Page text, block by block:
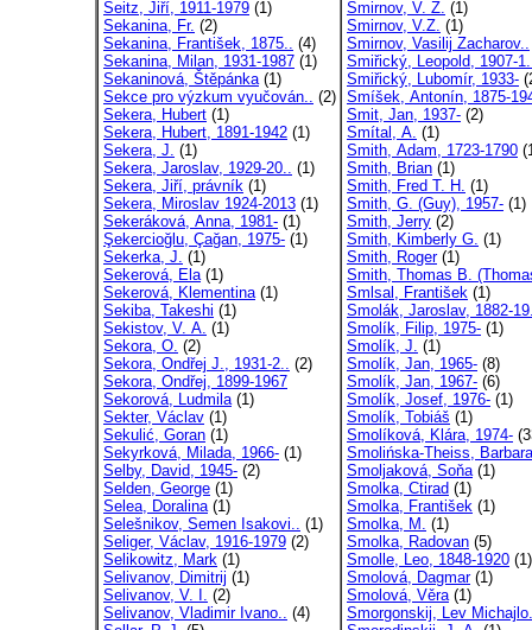
Seitz, Jiří, 1911-1979 (1)
Sekanina, Fr. (2)
Sekanina, František, 1875.. (4)
Sekanina, Milan, 1931-1987 (1)
Sekaninová, Štěpánka(1)
Sekce pro výzkum vyučován.. (2)
Sekera, Hubert (1)
Sekera, Hubert, 1891-1942 (1)
Sekera, J. (1)
Sekera, Jaroslav, 1929-20.. (1)
Sekera, Jiří, právník (1)
Sekera, Miroslav 1924-2013 (1)
Sekeráková, Anna, 1981- (1)
Şekercioğlu, Çağan, 1975- (1)
Sekerka, J. (1)
Sekerová, Ela(1)
Sekerová, Klementina(1)
Sekiba, Takeshi (1)
Sekistov, V. A. (1)
Sekora, O. (2)
Sekora, Ondřej J., 1931-2.. (2)
Sekora, Ondřej, 1899-1967
Sekorová, Ludmila(1)
Sekter, Václav (1)
Sekulić, Goran (1)
Sekyrková, Milada, 1966- (1)
Selby, David, 1945- (2)
Selden, George (1)
Selea, Doralina(1)
Selešnikov, Semen Isakovi.. (1)
Seliger, Václav, 1916-1979 (2)
Selikowitz, Mark (1)
Selivanov, Dimitrij (1)
Selivanov, V. I. (2)
Selivanov, Vladimir Ivano.. (4)
Smirnov, V. Z. (1)
Smirnov, V.Z. (1)
Smirnov, Vasilij Zacharov..
Smiřický, Leopold, 1907-
Smiřický, Lubomír, 1933-
Smíšek, Antonín, 1875-
Smit, Jan, 1937- (2)
Smítal, A. (1)
Smith, Adam, 1723-1790
Smith, Brian (1)
Smith, Fred T. H. (1)
Smith, G. (Guy), 1957- (1)
Smith, Jerry (2)
Smith, Kimberly G. (1)
Smith, Roger(1)
Smith, Thomas B.
Smlsal, František (1)
Smolák, Jaroslav, 1882-
Smolík, Filip, 1975- (1)
Smolík, J. (1)
Smolík, Jan, 1965- (8)
Smolík, Jan, 1967- (6)
Smolík, Josef, 1976- (1)
Smolík, Tobiáš (1)
Smolíková, Klára, 1974-
Smolińska-Theiss, Barbara
Smoljaková, Soňa(1)
Smolka, Ctirad (1)
Smolka, František (1)
Smolka, M. (1)
Smolka, Radovan (5)
Smolle, Leo, 1848-1920 (1)
Smolová, Dagmar(1)
Smolová, Věra(1)
Smorgonskij, Lev